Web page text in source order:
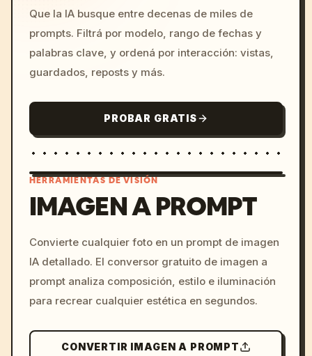
Que la IA busque entre decenas de miles de
prompts. Filtrá por modelo, rango de fechas y
palabras clave, y ordená por interacción: vistas,
guardados, reposts y más.
PROBAR GRATIS
c, cyberpunk sunset, neon
colors, 8k --v 6.0
HERRAMIENTAS DE VISIÓN
IMAGEN A PROMPT
Convierte cualquier foto en un prompt de imagen
IA detallado. El conversor gratuito de imagen a
prompt analiza composición, estilo e iluminación
para recrear cualquier estética en segundos.
CONVERTIR IMAGEN A PROMPT